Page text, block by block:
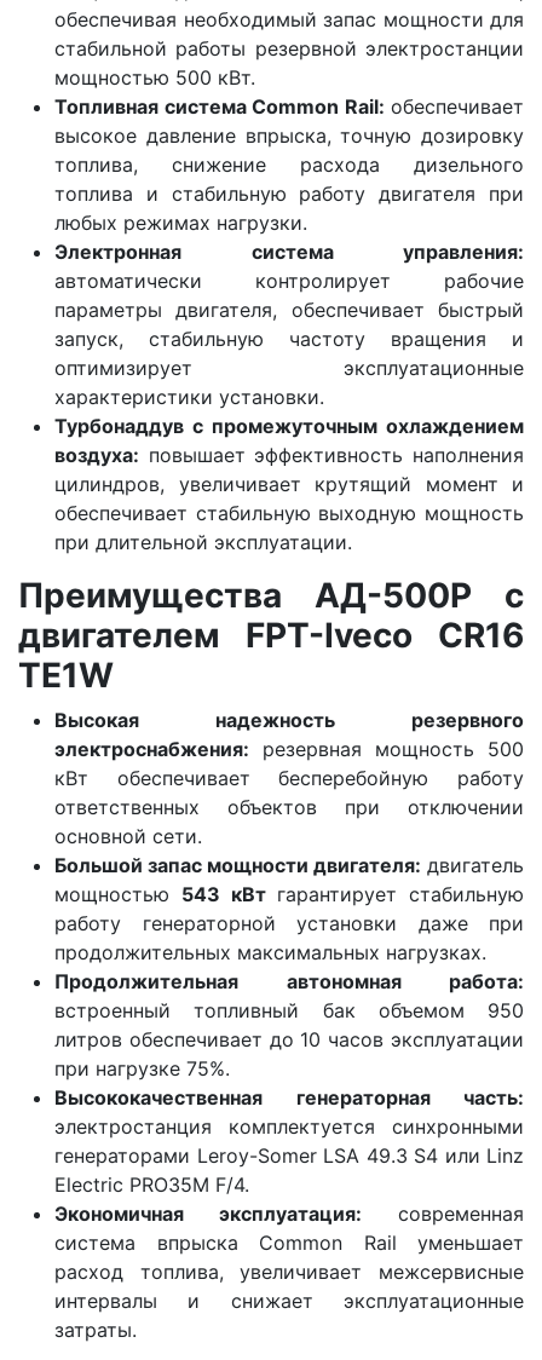
обеспечивая необходимый запас мощности для
стабильной работы резервной электростанции
мощностью 500 кВт.
Топливная система Common Rail: обеспечивает
высокое давление впрыска, точную дозировку
топлива, снижение расхода дизельного
топлива и стабильную работу двигателя при
любых режимах нагрузки.
Электронная система управления:
автоматически контролирует рабочие
параметры двигателя, обеспечивает быстрый
запуск, стабильную частоту вращения и
оптимизирует эксплуатационные
характеристики установки.
Турбонаддув с промежуточным охлаждением
воздуха: повышает эффективность наполнения
цилиндров, увеличивает крутящий момент и
обеспечивает стабильную выходную мощность
при длительной эксплуатации.
Преимущества АД-500Р с
двигателем FPT-Iveco CR16
TE1W
Высокая надежность резервного
электроснабжения: резервная мощность 500
кВт обеспечивает бесперебойную работу
ответственных объектов при отключении
основной сети.
Большой запас мощности двигателя: двигатель
мощностью 543 кВтгарантирует стабильную
работу генераторной установки даже при
продолжительных максимальных нагрузках.
Продолжительная автономная работа:
встроенный топливный бак объемом 950
литров обеспечивает до 10 часов эксплуатации
при нагрузке 75%.
Высококачественная генераторная часть:
электростанция комплектуется синхронными
генераторами Leroy-Somer LSA 49.3 S4 или Linz
Electric PRO35M F/4.
Экономичная эксплуатация: современная
система впрыска Common Rail уменьшает
расход топлива, увеличивает межсервисные
интервалы и снижает эксплуатационные
затраты.